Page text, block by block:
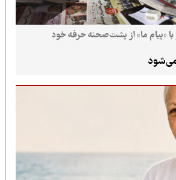
ما» از پشت‌صحنه حرفه خود